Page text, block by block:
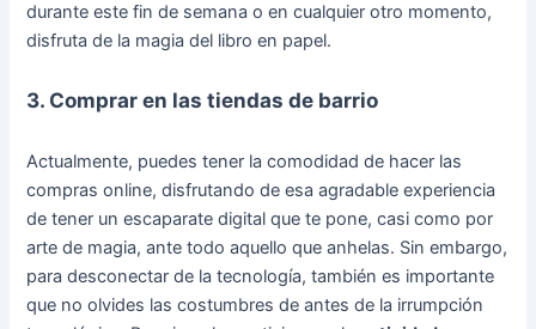
durante este fin de semana o en cualquier otro momento,
disfruta de la magia del libro en papel.
3. Comprar en las tiendas de barrio
Actualmente, puedes tener la comodidad de hacer las
compras online, disfrutando de esa agradable experiencia
de tener un escaparate digital que te pone, casi como por
arte de magia, ante todo aquello que anhelas. Sin embargo,
para desconectar de la tecnología, también es importante
que no olvides las costumbres de antes de la irrumpción